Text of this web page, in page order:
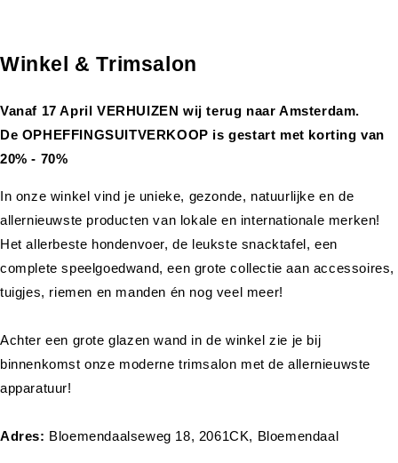
Winkel & Trimsalon
Vanaf 17 April VERHUIZEN wij terug naar Amsterdam.
De OPHEFFINGSUITVERKOOP is gestart met korting van
20% - 70%
In onze winkel vind je unieke, gezonde, natuurlijke en de
allernieuwste producten van lokale en internationale merken!
Het allerbeste hondenvoer, de leukste snacktafel, een
complete speelgoedwand, een grote collectie aan accessoires,
tuigjes, riemen en manden én nog veel meer!
Achter een grote glazen wand in de winkel zie je bij
binnenkomst onze moderne trimsalon met de allernieuwste
apparatuur!
Adres: Bloemendaalseweg 18, 2061CK, Bloemendaal